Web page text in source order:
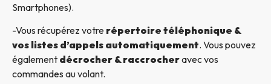
Smartphones).
-Vous récupérez votre répertoire téléphonique &
vos listes d’appels automatiquement. Vous pouvez
également décrocher & raccrocheravec vos
commandes au volant.